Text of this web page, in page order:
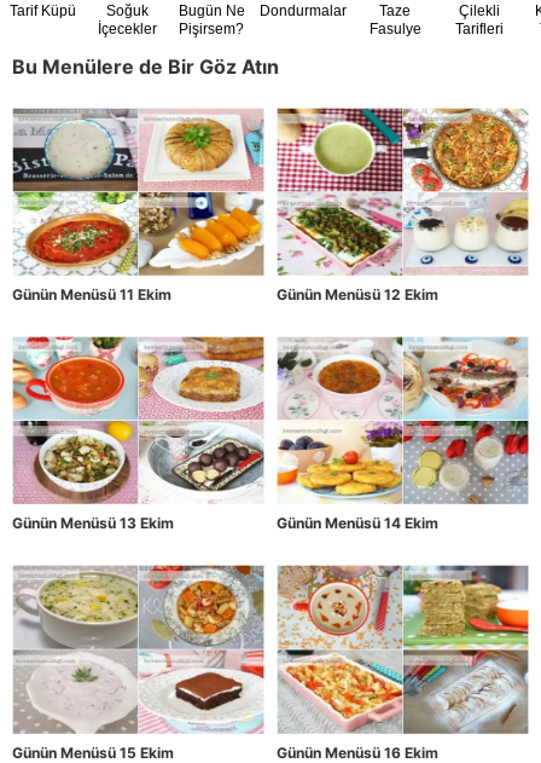
Tarif Küpü
Soğuk
İçecekler
Bugün Ne
Pişirsem?
Dondurmalar
Taze
Fasulye
Çilekli
Tarifleri
Bu Menülere de Bir Göz Atın
Günün Menüsü 11 Ekim Günün Menüsü 12 Ekim
Günün Menüsü 13 Ekim Günün Menüsü 14 Ekim
Günün Menüsü 15 Ekim Günün Menüsü 16 Ekim